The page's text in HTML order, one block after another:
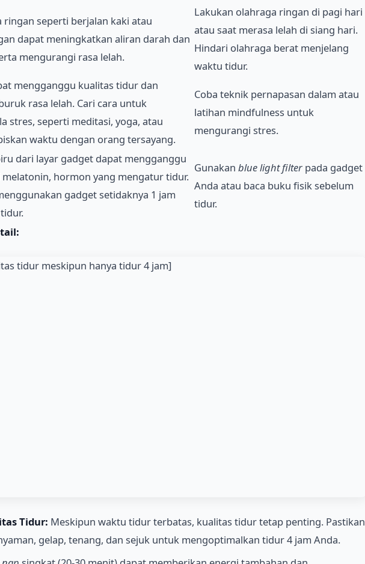
ringan seperti berjalan kaki atau
dapat meningkatkan aliran darah dan
mengurangi rasa lelah.
Lakukan olahraga ringan di pagi hari
atau saat merasa lelah di siang hari.
Hindari olahraga berat menjelang
waktu tidur.
mengganggu kualitas tidur dan
rasa lelah. Cari cara untuk
stres, seperti meditasi, yoga, atau
waktu dengan orang tersayang.
Coba teknik pernapasan dalam atau
latihan mindfulness untuk
mengurangi stres.
dari layar gadget dapat mengganggu
hormon yang mengatur tidur.
gadget setidaknya 1 jam
Gunakan blue light filterpada gadget
Anda atau baca buku fisik sebelum
tidur.
Tidur: Meskipun waktu tidur terbatas, kualitas tidur tetap penting. Pastikan
gelap, tenang, dan sejuk untuk mengoptimalkan tidur 4 jam Anda.